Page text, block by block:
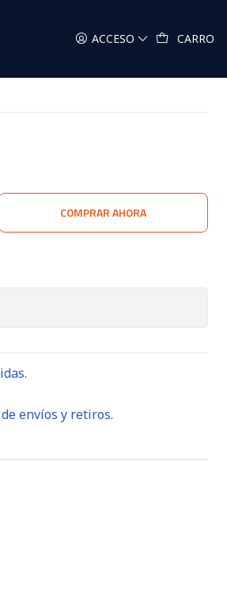
ACCESO CARRO
COMPRAR AHORA
envíos y retiros.